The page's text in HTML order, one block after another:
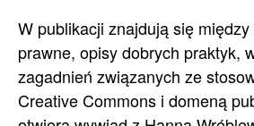
W publikacji znajdują się
prawne, opisy dobrych praktyk,
zagadnień związanych ze
Creative Commons i domeną